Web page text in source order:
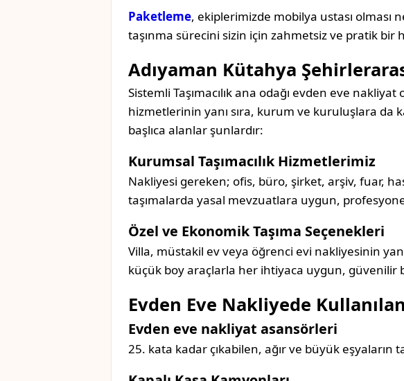
Paketleme, ekiplerimizde mobilya ustası
taşınma sürecini sizin için zahmetsiz ve pratik bir
Adıyaman Kütahya
Sistemli Taşımacılık ana odağı evden eve
hizmetlerinin yanı sıra, kurum ve kuruluşlara da
başlıca alanlar şunlardır:
Kurumsal Taşımacılık Hizmetlerimiz
Nakliyesi gereken; ofis, büro, şirket, arşiv, fuar,
taşımalarda yasal mevzuatlara uygun,
Özel ve Ekonomik Taşıma Seçenekleri
Villa, müstakil ev veya öğrenci evi nakliyesinin
küçük boy araçlarla her ihtiyaca uygun, güvenilir
Evden Eve Nakliyede
Evden eve nakliyat asansörleri
25. kata kadar çıkabilen, ağır ve büyük eşyaların